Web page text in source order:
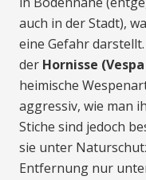
auch in der Stadt),
eine Gefahr
der Hornisse
heimische
aggressiv, wie man
Stiche sind jedoch
sie unter
Entfernung nur